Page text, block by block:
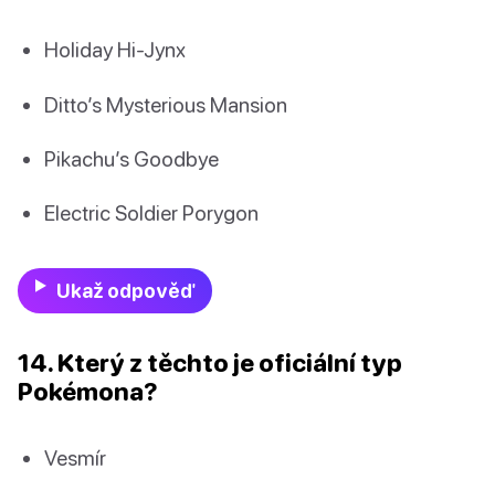
Holiday Hi-Jynx
Ditto’s Mysterious Mansion
Pikachu’s Goodbye
Electric Soldier Porygon
Ukaž odpověď
14. Který z těchto je oficiální typ
Pokémona?
Vesmír